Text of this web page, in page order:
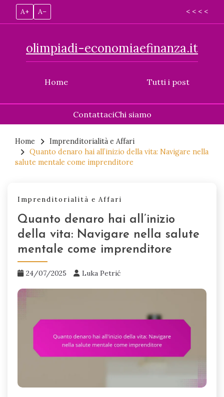
A+ A– < < < <
Home
olimpiadi-economiaefinanza.it
Tutti i post
ContattaciChi siamo
content
Home
Imprenditorialità e Affari
Quanto denaro hai all’inizio della vita: Navigare nella
salute mentale come imprenditore
Imprenditorialità e Affari
Quanto denaro hai all’inizio
della vita: Navigare nella salute
mentale come imprenditore
24/07/2025 Luka Petrić